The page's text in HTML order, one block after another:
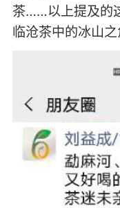
茶……以上提及的
临沧茶中的冰山之